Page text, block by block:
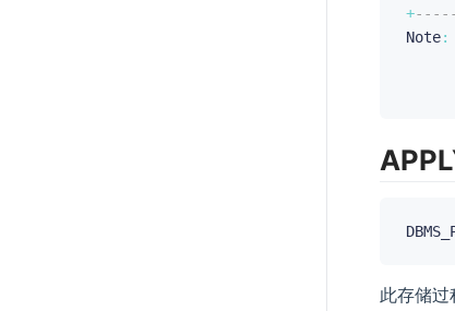
+
Note:
此存储